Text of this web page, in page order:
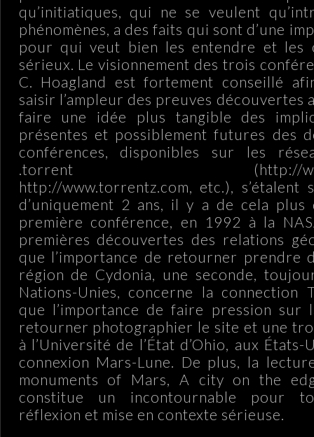
qu’initiatiques, qui ne se veulent
phénomènes, a des faits qui sont d’une
pour qui veut bien les entendre et les
sérieux. Le visionnement des trois
C. Hoagland est fortement conseillé
saisir l’ampleur des preuves découvertes
faire une idée plus tangible des
présentes et possiblement futures des
conférences, disponibles sur les
.torrent (http://
http://www.torrentz.com, etc.),
d’uniquement 2 ans, il y a de cela
première conférence, en 1992 à la
premières découvertes des relations
que l’importance de retourner prendre
région de Cydonia, une seconde,
Nations-Unies, concerne la connection
que l’importance de faire pression sur
retourner photographier le site et une
à l’Université de l’État d’Ohio, aux
connexion Mars-Lune. De plus, la
monuments of Mars, A city on the
constitue un incontournable pour
réflexion et mise en contexte sérieuse.